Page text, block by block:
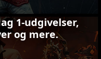
1-udgivelser,
og mere.